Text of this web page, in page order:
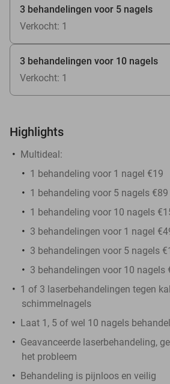
3 behandelingen voor 5 nagels
Verkocht: 1
3 behandelingen voor 10 nagels
Verkocht: 1
Highlights
Multideal:
1 behandeling voor 1 nagel €19
1 behandeling voor 5 nagels €89
1 behandeling voor 10 nagels
3 behandelingen voor 1 nagel
3 behandelingen voor 5 nagels
3 behandelingen voor 10 nagels
1 of 3 laserbehandelingen tegen
schimmelnagels
Laat 1, 5 of wel 10 nagels
Geavanceerde laserbehandeling,
het probleem
Behandeling is pijnloos en veilig